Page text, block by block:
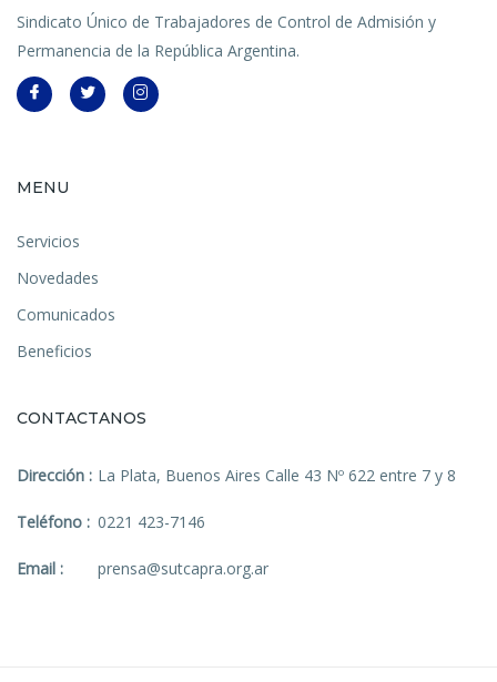
Sindicato Único de Trabajadores de Control de Admisión y
Permanencia de la República Argentina.
MENU
Servicios
Novedades
Comunicados
Beneficios
CONTACTANOS
Dirección : La Plata, Buenos Aires Calle 43 Nº 622 entre 7 y 8
Teléfono : 0221 423-7146
Email : prensa@sutcapra.org.ar